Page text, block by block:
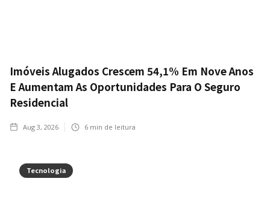
Imóveis Alugados Crescem 54,1% Em Nove Anos
E Aumentam As Oportunidades Para O Seguro
Residencial
Aug 3, 2026 6 min de leitura
Tecnologia